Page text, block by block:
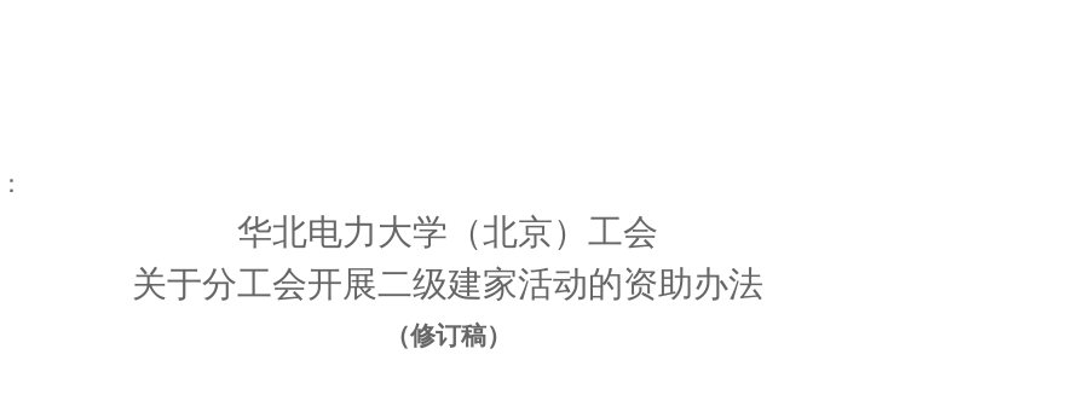
：
华北电力大学（北京）工会
关于分工会开展二级建家活动的资助办法
（修订稿）